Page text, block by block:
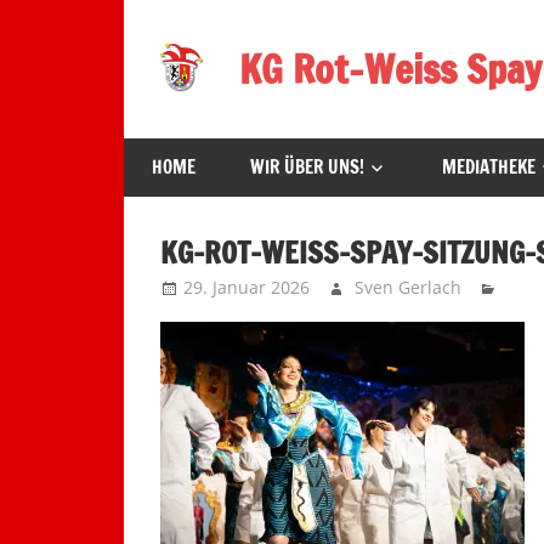
Inhalt
springen
KG Rot-Weiss
in
Spay!
HOME WIR ÜBER UNS! MEDIATHEKE
KG-ROT-WEISS-SPAY-
29. Januar 2026 Sven Gerlach